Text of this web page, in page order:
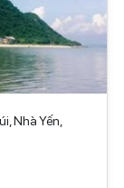
Nhà Yến,